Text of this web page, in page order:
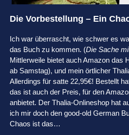
Die Vorbestellung – Ein
Ich war überrascht, wie schwer es
das Buch zu kommen. (Die Sache
Mittlerweile bietet auch Amazon das
ab Samstag), und mein örtlicher
Allerdings für satte 22,95€! Bestellt
das ist auch der Preis, für den
anbietet. Der Thalia-Onlineshop hat
ich mir doch den good-old German
Chaos ist das…